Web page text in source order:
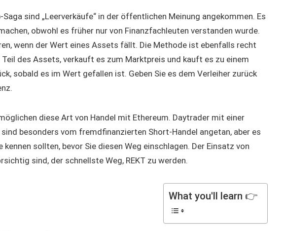
sind „Leerverkäufe“ in der öffentlichen Meinung angekommen. Es
obwohl es früher nur von Finanzfachleuten verstanden wurde.
wenn der Wert eines Assets fällt. Die Methode ist ebenfalls recht
des Assets, verkauft es zum Marktpreis und kauft es zu einem
sobald es im Wert gefallen ist. Geben Sie es dem Verleiher zurück
diese Art von Handel mit Ethereum. Daytrader mit einer
besonders vom fremdfinanzierten Short-Handel angetan, aber es
sollten, bevor Sie diesen Weg einschlagen. Der Einsatz von
sind, der schnellste Weg, REKT zu werden.
What you'll learn 👉